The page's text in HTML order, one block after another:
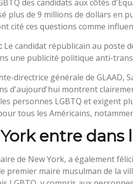
des candidats aux côtés
plus de 9 millions de dollars en
cité ces questions comme
Le candidat républicain au poste
une publicité politique anti-trans
directrice générale de GLAAD,
d'aujourd'hui montrent
personnes LGBTQ et exigent
tous les Américains,
entre dans
de New York, a également
premier maire musulman de la